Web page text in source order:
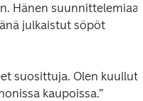
Hänen
julkaistut söpöt
suosittuja. Olen kuullut,
kaupoissa.”